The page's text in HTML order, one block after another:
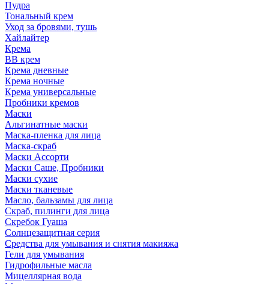
Пудра
Тональный крем
Уход за бровями, тушь
Хайлайтер
Крема
ВВ крем
Крема дневные
Крема ночные
Крема универсальные
Пробники кремов
Маски
Альгинатные маски
Маска-пленка для лица
Маска-скраб
Маски Ассорти
Маски Саше, Пробники
Маски сухие
Маски тканевые
Масло, бальзамы для лица
Скраб, пилинги для лица
Скребок Гуаша
Солнцезащитная серия
Средства для умывания и снятия макияжа
Гели для умывания
Гидрофильные масла
Мицеллярная вода